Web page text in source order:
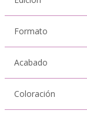
Formato
Acabado
Coloración